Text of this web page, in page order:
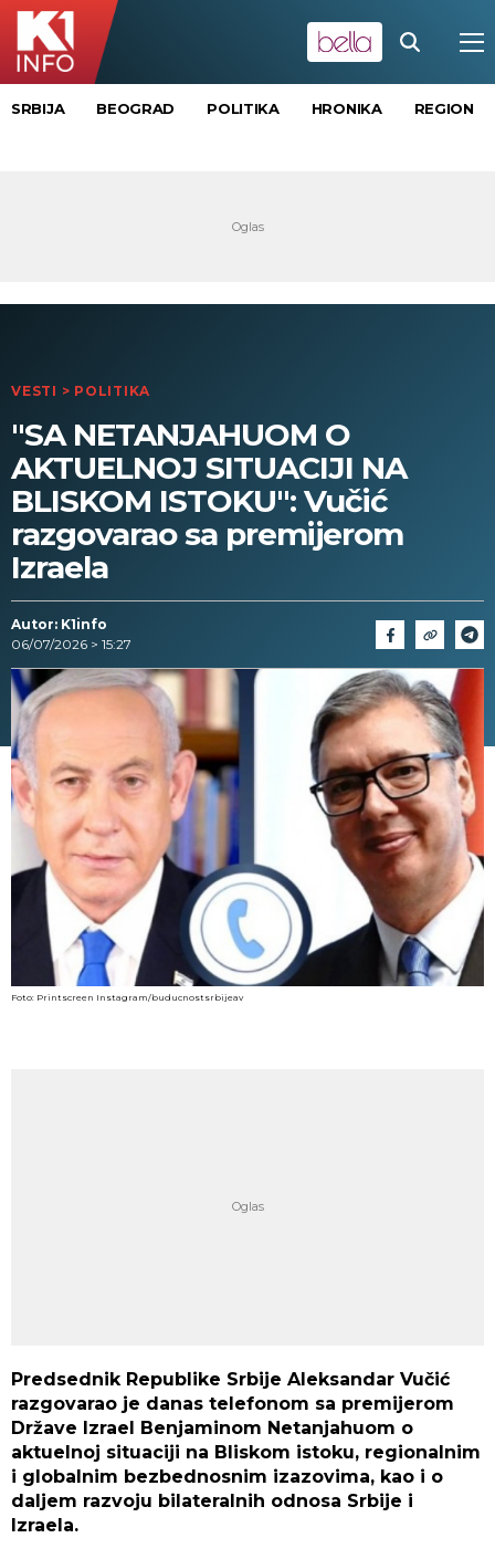
SRBIJA BEOGRAD POLITIKA HRONIKA REGION
VESTI > POLITIKA
"SA NETANJAHUOM O
AKTUELNOJ SITUACIJI NA
BLISKOM ISTOKU": Vučić
razgovarao sa premijerom
Izraela
Autor: K1info
06/07/2026 > 15:27
Foto: Printscreen Instagram/buducnostsrbijeav
Predsednik Republike Srbije Aleksandar Vučić
razgovarao je danas telefonom sa premijerom
Države Izrael Benjaminom Netanjahuom o
aktuelnoj situaciji na Bliskom istoku, regionalnim
i globalnim bezbednosnim izazovima, kao i o
daljem razvoju bilateralnih odnosa Srbije i
Izraela.